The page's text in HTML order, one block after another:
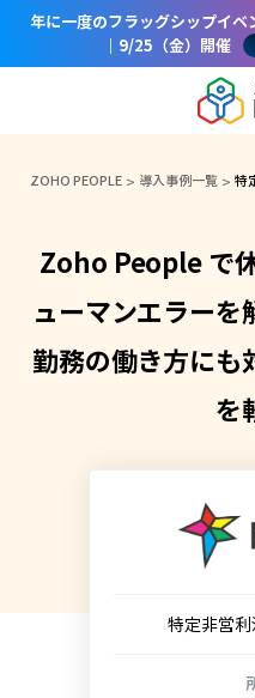
年に一度のフラッグシップイ
｜9/25（金）開催
ZOHO PEOPLE 導入事例一覧 特
Zoho People で
ューマンエラー
勤務の働き方にも
を
特定非営